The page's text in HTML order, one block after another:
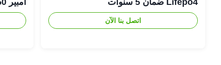
Lifepo4 ضمان 5 سنوات
اتصل بنا الآن
أمبير 18650 بطارية ليثيوم أيون